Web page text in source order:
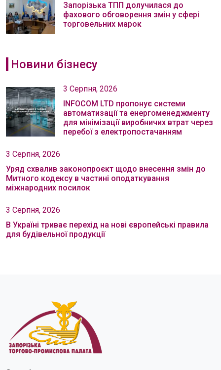
Запорізька ТПП долучилася до
фахового обговорення змін у сфері
торговельних марок
Новини бізнесу
3 Серпня, 2026
INFOCOM LTD пропонує системи
автоматизації та енергоменеджменту
для мінімізації виробничих втрат через
перебої з електропостачанням
3 Серпня, 2026
Уряд схвалив законопроєкт щодо внесення змін до
Митного кодексу в частині оподаткування
міжнародних посилок
3 Серпня, 2026
В Україні триває перехід на нові європейські правила
для будівельної продукції